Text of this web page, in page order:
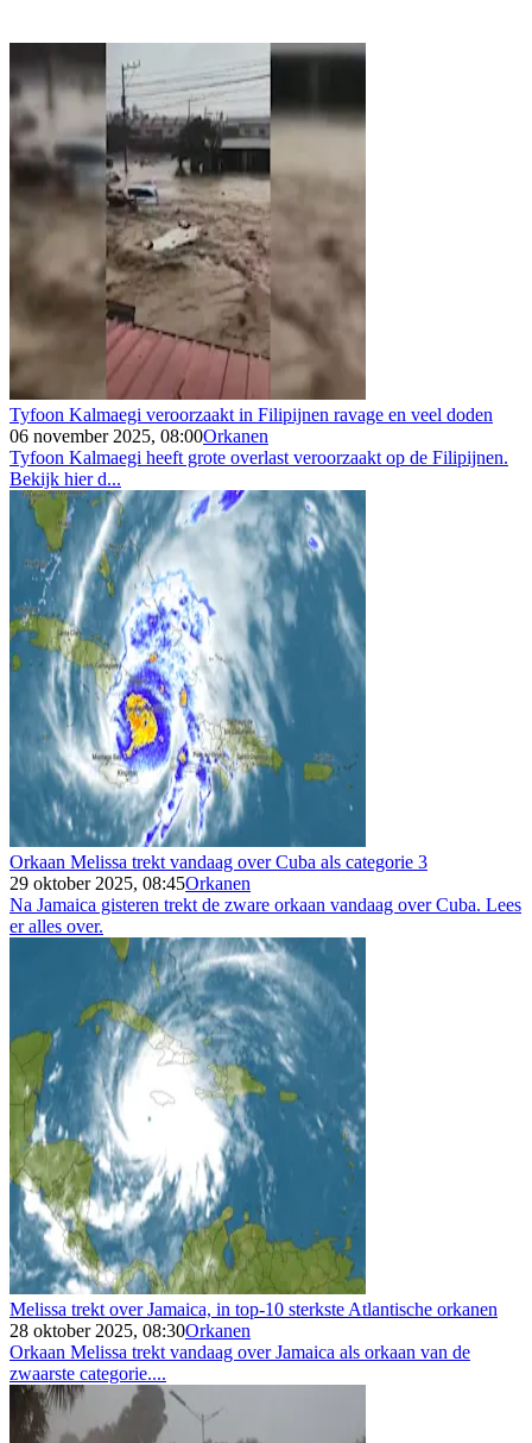
Tyfoon Kalmaegi veroorzaakt in Filipijnen ravage en veel doden
06 november 2025, 08:00Orkanen
Tyfoon Kalmaegi heeft grote overlast veroorzaakt op de Filipijnen.
Bekijk hier d...
Orkaan Melissa trekt vandaag over Cuba als categorie 3
29 oktober 2025, 08:45Orkanen
Na Jamaica gisteren trekt de zware orkaan vandaag over Cuba. Lees
er alles over.
Melissa trekt over Jamaica, in top-10 sterkste Atlantische orkanen
28 oktober 2025, 08:30Orkanen
Orkaan Melissa trekt vandaag over Jamaica als orkaan van de
zwaarste categorie....